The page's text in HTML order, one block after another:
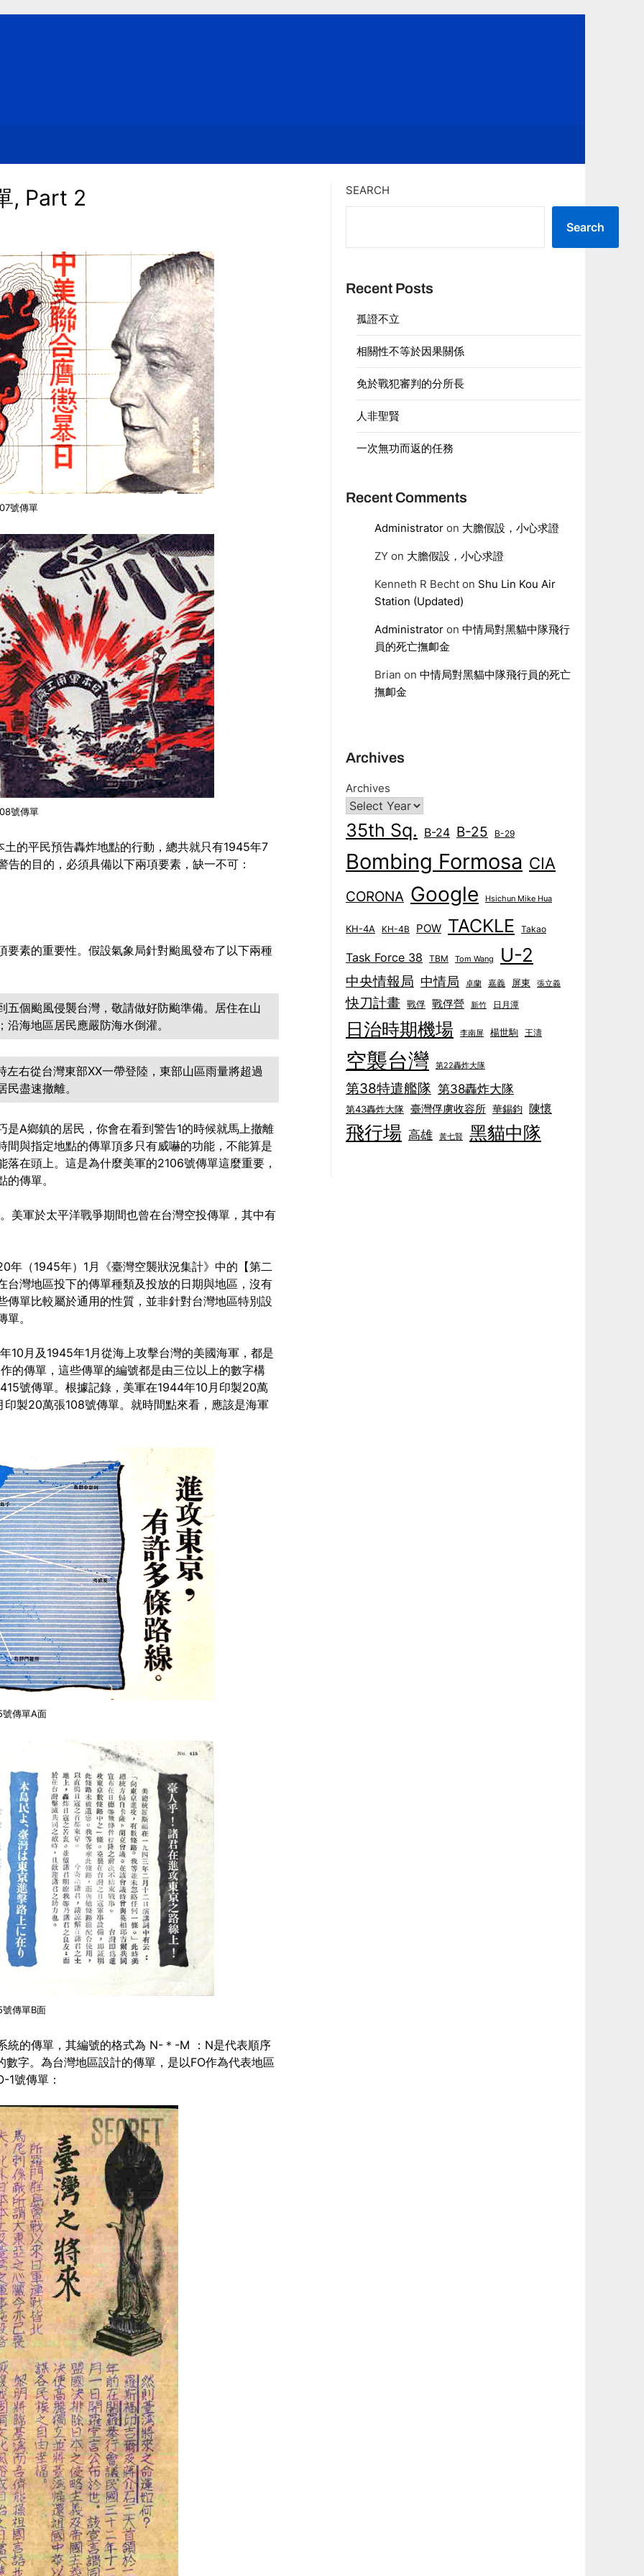
, Part 2
號傳單
號傳單
的平民預告轟炸地點的行動，總共就只有1945年7
的目的，必須具備以下兩項要素，缺一不可：
素的重要性。假設氣象局針對颱風發布了以下兩種
五個颱風侵襲台灣，敬請做好防颱準備。居住在山
海地區居民應嚴防海水倒灌。
右從台灣東部XX一帶登陸，東部山區雨量將超過
盡速撤離。
A鄉鎮的居民，你會在看到警告1的時候就馬上撤離
與指定地點的傳單頂多只有威嚇的功能，不能算是
在頭上。這是為什麼美軍的2106號傳單這麼重要，
傳單。
美軍於太平洋戰爭期間也曾在台灣空投傳單，其中有
年（1945年）1月《臺灣空襲狀況集計》中的【第二
灣地區投下的傳單種類及投放的日期與地區，沒有
單比較屬於通用的性質，並非針對台灣地區特別設
。
10月及1945年1月從海上攻擊台灣的美國海軍，都是
傳單，這些傳單的編號都是由三位以上的數字構
號傳單。根據記錄，美軍在1944年10月印製20萬
製20萬張108號傳單。就時間點來看，應該是海軍
號傳單A面
號傳單B面
統的傳單，其編號的格式為 N-＊-M ：N是代表順序
字。為台灣地區設計的傳單，是以FO作為代表地區
1號傳單：
SEARCH
Search
Recent Posts
孤證不立
相關性不等於因果關係
免於戰犯審判的分所長
人非聖賢
一次無功而返的任務
Recent Comments
Administratoron 大膽假設，小心求證
ZYon 大膽假設，小心求證
Kenneth R Bechton Shu Lin Kou Air
Station (Updated)
Administratoron 中情局對黑貓中隊飛行
員的死亡撫卹金
Brian on 中情局對黑貓中隊飛行員的死亡
撫卹金
Archives
Archives
35th Sq. B-24 B-25 B-29
Bombing Formosa CIA
CORONA Google Hsichun Mike Hua
KH-4A KH-4B POW TACKLE Takao
Task Force 38 TBM Tom Wang U-2
中央情報局 中情局 卓蘭 嘉義 屏東 張立義
快刀計畫 戰俘 戰俘營 新竹 日月潭
日治時期機場 李南屏 楊世駒 王濤
空襲台灣 第22轟炸大隊
第38特遣艦隊 第38轟炸大隊
第43轟炸大隊 臺灣俘虜收容所 華錫鈞 陳懷
飛行場 高雄 黃七賢 黑貓中隊